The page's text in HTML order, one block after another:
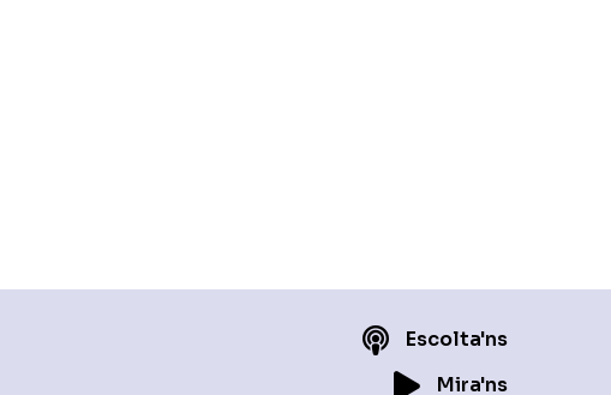
Escolta'ns
Mira'ns